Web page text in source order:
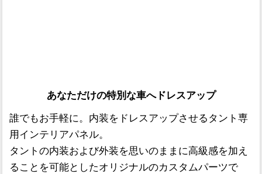
あなただけの特別な車へドレスアップ
誰でもお手軽に。内装をドレスアップさせるタント専
用インテリアパネル。
タントの内装および外装を思いのままに高級感を加え
ることを可能としたオリジナルのカスタムパーツで